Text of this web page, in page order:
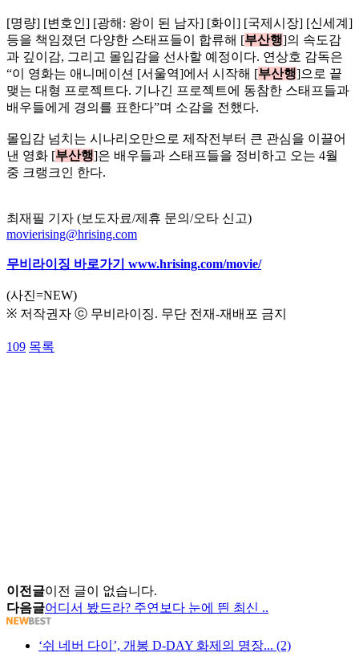
[명량] [변호인] [광해: 왕이 된 남자] [화이] [국제시장] [신세계]
등을 책임졌던 다양한 스태프들이 합류해 [부산행]의 속도감
과 깊이감, 그리고 몰입감을 선사할 예정이다. 연상호 감독은
“이 영화는 애니메이션 [서울역]에서 시작해 [부산행]으로 끝
맺는 대형 프로젝트다. 기나긴 프로젝트에 동참한 스태프들과
배우들에게 경의를 표한다”며 소감을 전했다.
몰입감 넘치는 시나리오만으로 제작전부터 큰 관심을 이끌어
낸 영화 [부산행]은 배우들과 스태프들을 정비하고 오는 4월
중 크랭크인 한다.
최재필 기자 (보도자료/제휴 문의/오타 신고)
movierising@hrising.com
무비라이징 바로가기 www.hrising.com/movie/
(사진=NEW)
※ 저작권자 ⓒ 무비라이징. 무단 전재-재배포 금지
109 목록
이전글이전 글이 없습니다.
다음글어디서 봤드라? 주연보다 눈에 띈 최신 ..
‘쉬 네버 다이’, 개봉 D-DAY 화제의 명장... (2)